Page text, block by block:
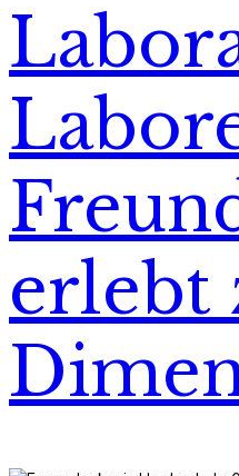
erlebt